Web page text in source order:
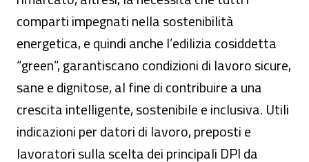
comparti impegnati nella sostenibilità
energetica, e quindi anche l’edilizia cosiddetta
“green”, garantiscano condizioni di lavoro sicure,
sane e dignitose, al fine di contribuire a una
crescita intelligente, sostenibile e inclusiva. Utili
indicazioni per datori di lavoro, preposti e
lavoratori sulla scelta dei principali DPI da